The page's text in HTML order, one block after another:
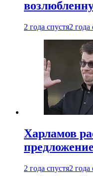
2 года спустя2 года
Харламов
2 года спустя2 года